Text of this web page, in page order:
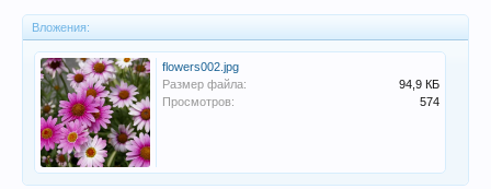
Вложения:
flowers002.jpg
Размер файла:
94,9 КБ
Просмотров:
574